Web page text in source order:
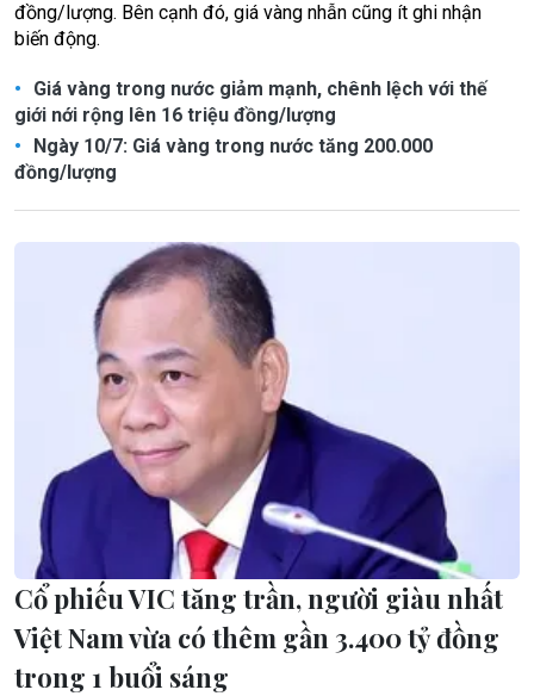
đồng/lượng. Bên cạnh đó, giá vàng nhẫn cũng ít ghi nhận
biến động.
Giá vàng trong nước giảm mạnh, chênh lệch với thế
giới nới rộng lên 16 triệu đồng/lượng
Ngày 10/7: Giá vàng trong nước tăng 200.000
đồng/lượng
Cổ phiếu VIC tăng trần, người giàu nhất
Việt Nam vừa có thêm gần 3.400 tỷ đồng
trong 1 buổi sáng